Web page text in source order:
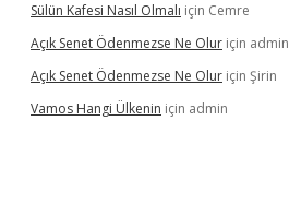
Sülün Kafesi Nasıl Olmalı için Cemre
Açık Senet Ödenmezse Ne Olur için admin
Açık Senet Ödenmezse Ne Olur için Şirin
Vamos Hangi Ülkenin için admin